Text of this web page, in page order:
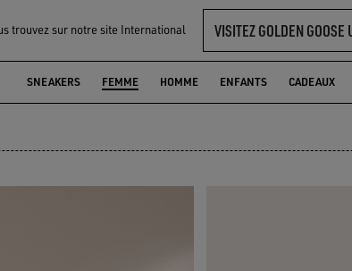
trouvez sur notre site International VISITEZ GOLDEN GOOSE
SNEAKERS FEMME HOMME ENFANTS CADEAUX